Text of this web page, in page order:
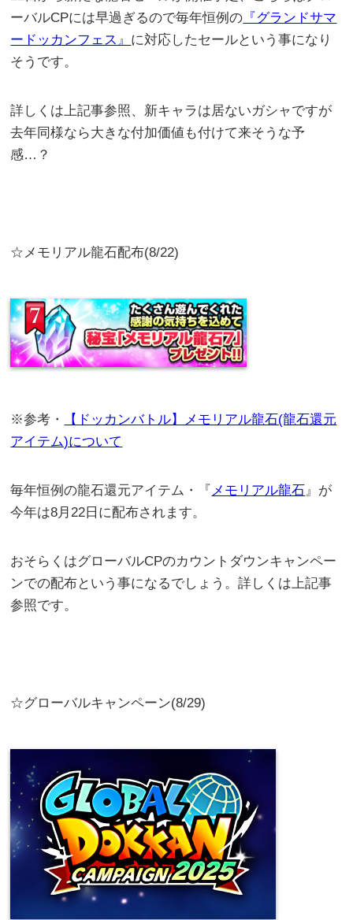
ーバルCPには早過ぎるので毎年恒例の 『グランドサマ
ードッカンフェス』 に対応したセールという事になり
そうです。
詳しくは上記事参照、新キャラは居ないガシャですが
去年同様なら大きな付加価値も付けて来そうな予
感…？
☆メモリアル龍石配布(8/22)
※参考・
【ドッカンバトル】メモリアル龍石(龍石還元
アイテム)について
毎年恒例の龍石還元アイテム・『 メモリアル龍石 』が
今年は8月22日に配布されます。
おそらくはグローバルCPのカウントダウンキャンペー
ンでの配布という事になるでしょう。詳しくは上記事
参照です。
☆グローバルキャンペーン(8/29)